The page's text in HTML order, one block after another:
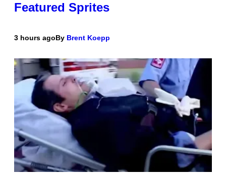
Featured Sprites
3 hours agoBy Brent Koepp